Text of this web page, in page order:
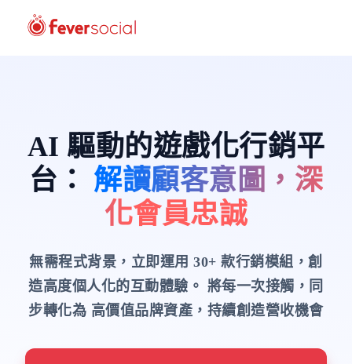
AI 驅動的遊戲化行銷平
台 ： 解讀顧客意圖，深
化會員忠誠
無需程式背景，立即運用 30+ 款行銷模組，創
造高度個人化的互動體驗。 將每一次接觸，同
步轉化為 高價值品牌資產，持續創造營收機會